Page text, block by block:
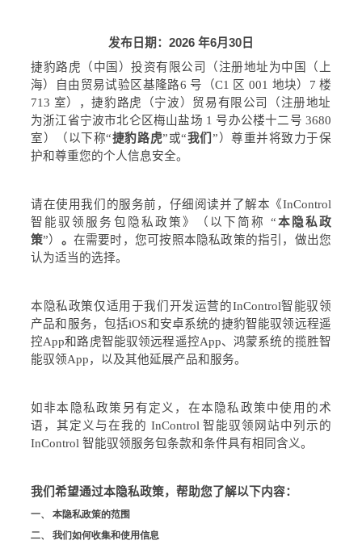
发布日期： 2026 年6月 30 日
捷豹路虎（中国）投资有限公司（注册地址为中国（上
海）自由贸易试验区基隆路6 号（C1 区 001 地块） 7楼
713 室），捷豹路虎（宁波）贸易有限公司（注册地址
为浙江省宁波市北仑区梅山盐场 1 号办公楼十二号 3680
室）（以下称“捷豹路虎”或“我们 ” ）尊重并将致力于保
护和尊重您的个人信息安全。
请在使用我们的服务前，仔细阅读并了解本《InControl
智能驭领服务包隐私政策 》（以下简称 “本隐私政
策”） 。 在需要时，您可按照本隐私政策的指引，做出您
认为适当的选择。
本隐私政策仅适用于我们开发运营的InControl智能驭领
产品和服务，包括iOS和安卓系统的捷豹智能驭领远程遥
控App和路虎智能驭领远程遥控App、鸿蒙系统的揽胜智
能驭领App，以及其他延展产品和服务。
如非本隐私政策另有定义，在本隐私政策中使用的术
语，其定义与在我的 InControl智能驭领网站中列示的
InControl 智能驭领服务包条款和条件具有相同含义。
我们希望通过本隐私政策，帮助您了解以下内容：
一、 本隐私政策的范围
二、 我们如何收集和使用信息